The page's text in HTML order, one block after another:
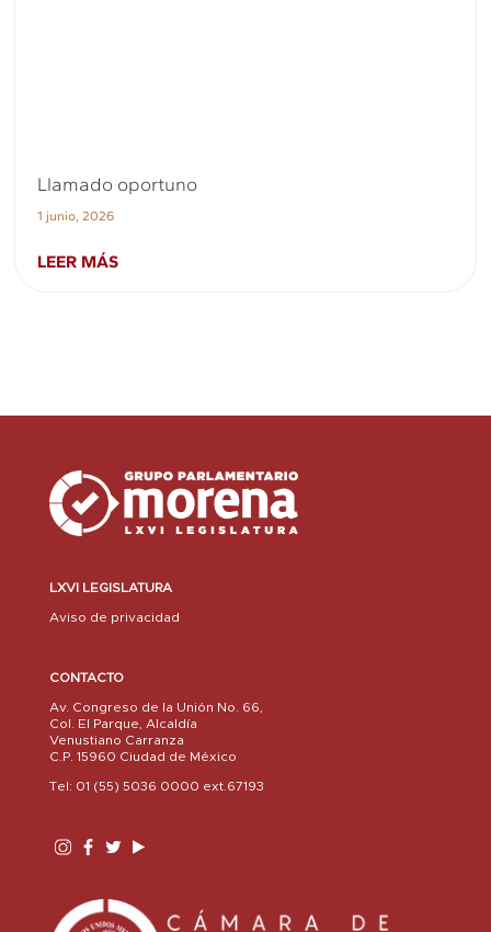
Llamado oportuno
1 junio, 2026
LEER MÁS
LXVI LEGISLATURA
Aviso de privacidad
CONTACTO
Av. Congreso de la Unión No. 66,
Col. El Parque, Alcaldía
Venustiano Carranza
C.P. 15960 Ciudad de México
Tel: 01 (55) 5036 0000 ext.67193